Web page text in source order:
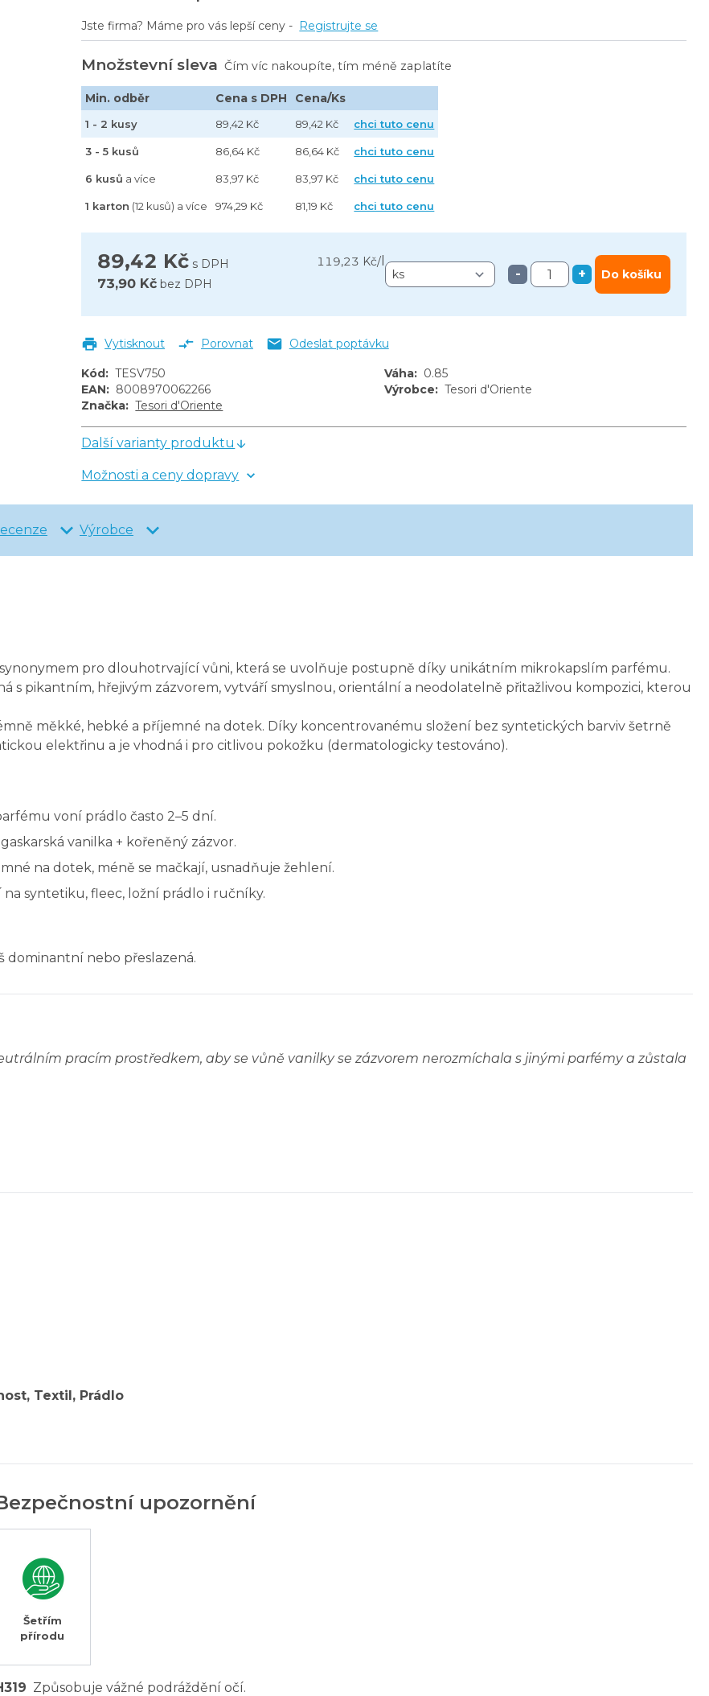
4 L
89,42 Kč s DPH 119,23 Kč/
73,90 Kč bez DPH
- + Do košíku
Jste firma? Máme pro vás lepší ceny - Registrujte se
Množstevní sleva Čím víc nakoupíte, tím méně zaplatíte
Min. odběr Cena s DPH Cena/Ks
1 - 2 kusy 89,42 Kč 89,42 Kč chci tuto cenu
3 - 5 kusů 86,64 Kč 86,64 Kč chci tuto cenu
6 kusů a více 83,97 Kč 83,97 Kč chci tuto cenu
1 karton (12 kusů) a více 974,29 Kč 81,19 Kč chci tuto cenu
Vytisknout Porovnat Odeslat poptávku
Kód: TESV750 Váha: 0.85
EAN: 8008970062266 Výrobce: Tesori d'Oriente
Značka: Tesori d'Oriente
Další varianty produktu
Možnosti a ceny dopravy
Výrobce
synonymem pro dlouhotrvající vůni, která se uvolňuje postupně díky unikátním mikrokapslím parfému.
s pikantním, hřejivým zázvorem, vytváří smyslnou, orientální a neodolatelně přitažlivou kompozici, kterou
měkké, hebké a příjemné na dotek. Díky koncentrovanému složení bez syntetických barviv šetrně
elektřinu a je vhodná i pro citlivou pokožku (dermatologicky testováno).
voní prádlo často 2–5 dní.
vanilka + kořeněný zázvor.
na dotek, méně se mačkají, usnadňuje žehlení.
syntetiku, fleec, ložní prádlo i ručníky.
dominantní nebo přeslazená.
pracím prostředkem, aby se vůně vanilky se zázvorem nerozmíchala s jinými parfémy a zůstala
Textil, Prádlo
upozornění
Šetřím
přírodu
Způsobuje vážné podráždění očí.